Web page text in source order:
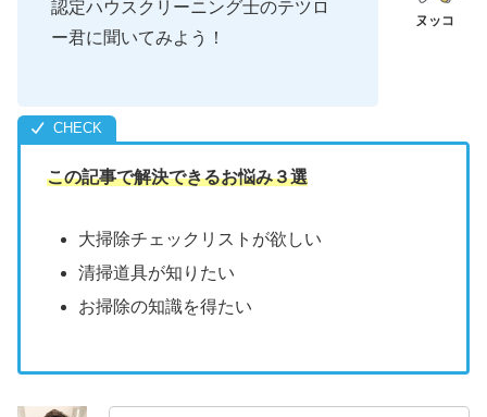
認定ハウスクリーニング士のテツロ
ー君に聞いてみよう！
この記事で解決できるお悩み３選
大掃除チェックリストが欲しい
清掃道具が知りたい
お掃除の知識を得たい